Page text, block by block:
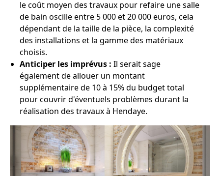
le coût moyen des travaux pour refaire une salle
de bain oscille entre 5 000 et 20 000 euros, cela
dépendant de la taille de la pièce, la complexité
des installations et la gamme des matériaux
choisis.
Anticiper les imprévus : Il serait sage
également de allouer un montant
supplémentaire de 10 à 15% du budget total
pour couvrir d'éventuels problèmes durant la
réalisation des travaux à Hendaye.